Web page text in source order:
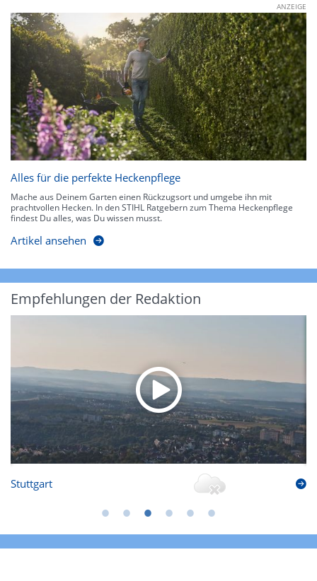
ANZEIGE
Alles für die perfekte Heckenpflege
Mache aus Deinem Garten einen Rückzugsort und umgebe ihn mit
prachtvollen Hecken. In den STIHL Ratgebern zum Thema Heckenpflege
findest Du alles, was Du wissen musst.
Artikel ansehen
Empfehlungen der Redaktion
Stuttgart